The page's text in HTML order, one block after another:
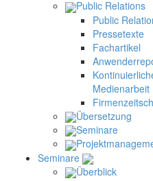
Public Relations
Public
Pressetexte
Fachartikel
Medienarbeit
Übersetzung
Seminare
Seminare
Überblick